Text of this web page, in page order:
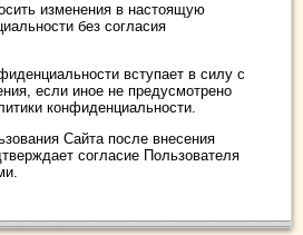
изменения в настоящую
без согласия
вступает в силу с
если иное не предусмотрено
конфиденциальности.
Сайта после внесения
согласие Пользователя